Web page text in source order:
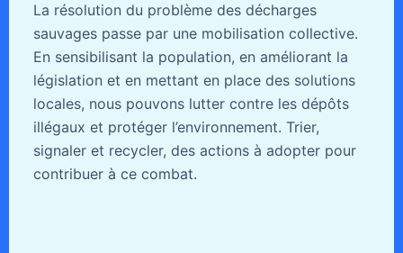
La résolution du problème des décharges
sauvages passe par une mobilisation collective.
En sensibilisant la population, en améliorant la
législation et en mettant en place des solutions
locales, nous pouvons lutter contre les dépôts
illégaux et protéger l’environnement. Trier,
signaler et recycler, des actions à adopter pour
contribuer à ce combat.